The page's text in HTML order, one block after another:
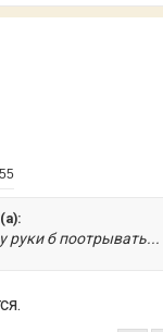
руки б поотрывать...